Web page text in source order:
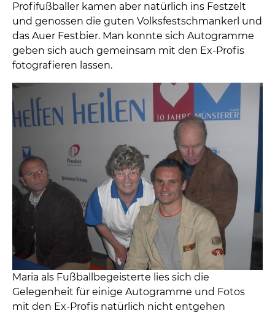
Profifußballer kamen aber natürlich ins Festzelt
und genossen die guten Volksfestschmankerl und
das Auer Festbier. Man konnte sich Autogramme
geben sich auch gemeinsam mit den Ex-Profis
fotografieren lassen.
Maria als Fußballbegeisterte lies sich die
Gelegenheit für einige Autogramme und Fotos
mit den Ex-Profis natürlich nicht entgehen